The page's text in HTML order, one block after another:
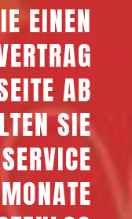
W
AB
SIE